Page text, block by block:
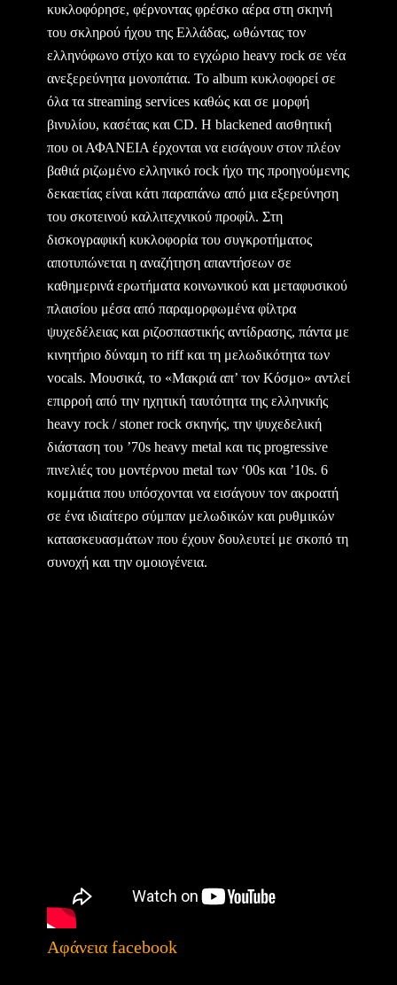
κυκλοφόρησε, φέρνοντας φρέσκο αέρα στη σκηνή
του σκληρού ήχου της Ελλάδας, ωθώντας τον
ελληνόφωνο στίχο και το εγχώριο heavy rock σε νέα
ανεξερεύνητα μονοπάτια. Το album κυκλοφορεί σε
όλα τα streaming services καθώς και σε μορφή
βινυλίου, κασέτας και CD. Η blackened αισθητική
που οι ΑΦΑΝΕΙΑ έρχονται να εισάγουν στον πλέον
βαθιά ριζωμένο ελληνικό rock ήχο της προηγούμενης
δεκαετίας είναι κάτι παραπάνω από μια εξερεύνηση
του σκοτεινού καλλιτεχνικού προφίλ. Στη
δισκογραφική κυκλοφορία του συγκροτήματος
αποτυπώνεται η αναζήτηση απαντήσεων σε
καθημερινά ερωτήματα κοινωνικού και μεταφυσικού
πλαισίου μέσα από παραμορφωμένα φίλτρα
ψυχεδέλειας και ριζοσπαστικής αντίδρασης, πάντα με
κινητήριο δύναμη το riff και τη μελωδικότητα των
vocals. Μουσικά, το «Μακριά απ’ τον Κόσμο» αντλεί
επιρροή από την ηχητική ταυτότητα της ελληνικής
heavy rock / stoner rock σκηνής, την ψυχεδελική
διάσταση του ’70s heavy metal και τις progressive
πινελιές του μοντέρνου metal των ‘00s και ’10s. 6
κομμάτια που υπόσχονται να εισάγουν τον ακροατή
σε ένα ιδιαίτερο σύμπαν μελωδικών και ρυθμικών
κατασκευασμάτων που έχουν δουλευτεί με σκοπό τη
συνοχή και την ομοιογένεια.
Αφάνεια facebook